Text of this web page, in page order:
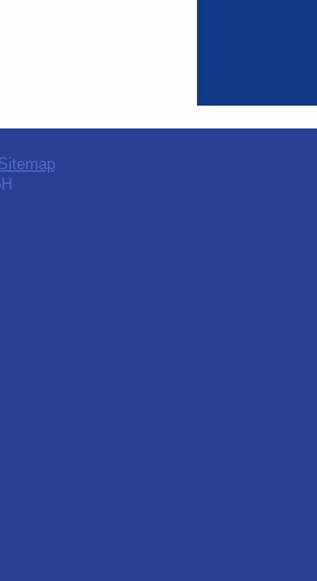
Sitemap